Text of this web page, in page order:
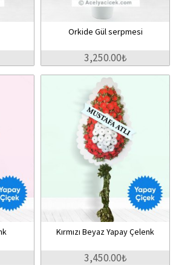
Orkide Gül serpmesi
3,250.00₺
Kırmızı Beyaz Yapay Çelenk
3,450.00₺